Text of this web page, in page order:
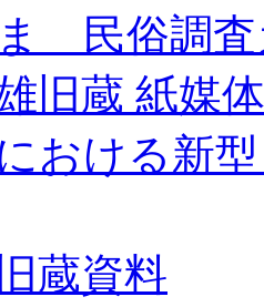
民俗調査
旧蔵 紙媒
おける新
蔵資料